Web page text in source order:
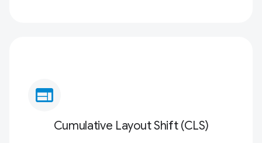
web
Cumulative Layout Shift (CLS)